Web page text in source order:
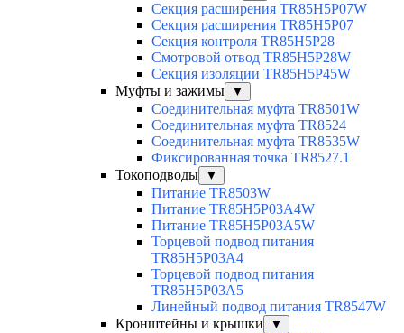
Секция расширения TR85H5P07W
Секция расширения TR85H5P07
Секция контроля TR85H5P28
Смотровой отвод TR85H5P28W
Секция изоляции TR85H5P45W
Муфты и зажимы
▼
Соединительная муфта TR8501W
Соединительная муфта TR8524
Соединительная муфта TR8535W
Фиксированная точка TR8527.1
Токоподводы
▼
Питание TR8503W
Питание TR85H5P03A4W
Питание TR85H5P03A5W
Торцевой подвод питания
TR85H5P03A4
Торцевой подвод питания
TR85H5P03A5
Линейный подвод питания TR8547W
Кронштейны и крышки
▼